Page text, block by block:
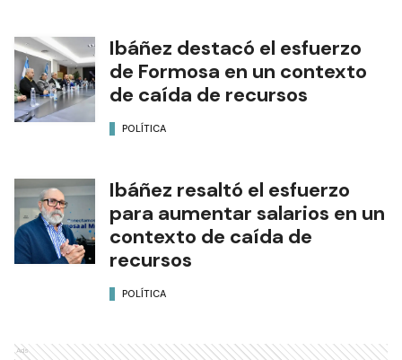
Ibáñez destacó el esfuerzo
de Formosa en un contexto
de caída de recursos
POLÍTICA
Ibáñez resaltó el esfuerzo
para aumentar salarios en un
contexto de caída de
recursos
POLÍTICA
Ads